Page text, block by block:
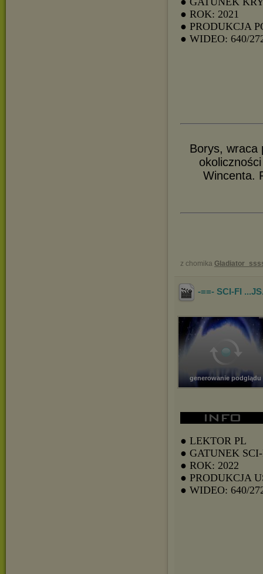
● ROK: 2021
● PRODUKCJA
● WIDEO: 640/
Borys, wraca
Wincenta.
z chomika
-==- SCI-FI
generowanie podglądu
● LEKTOR PL
● GATUNEK
● ROK: 2022
● PRODUKCJA
● WIDEO: 640/